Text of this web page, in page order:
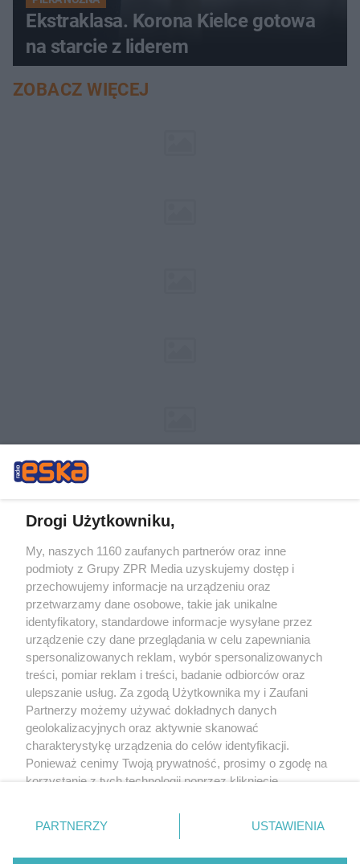
Ekstraklasa. Korona Kielce gotowa
na starcie z liderem
ZOBACZ WIĘCEJ
Żaden utwór zamieszczony w serwisie nie może być powielany i
rozpowszechniany lub dalej rozpowszechniany w jakikolwiek sposób (w
tym także elektroniczny lub mechaniczny) na jakimkolwiek polu
eksploatacji w jakiejkolwiek formie, włącznie z umieszczaniem w Internecie
bez pisemnej zgody właściciela praw. Jakiekolwiek użycie lub
wykorzystanie utworów w całości lub w części z naruszeniem prawa, tzn.
bez właściwej zgody, jest zabronione pod groźbą kary i może być ścigane
prawnie.
O nas
Drogi Użytkowniku,
My, naszych 1160 zaufanych partnerów oraz inne
podmioty z Grupy ZPR Media uzyskujemy dostęp i
przechowujemy informacje na urządzeniu oraz
przetwarzamy dane osobowe, takie jak unikalne
identyfikatory, standardowe informacje wysyłane przez
urządzenie czy dane przeglądania w celu zapewniania
spersonalizowanych reklam, wybór spersonalizowanych
treści, pomiar reklam i treści, badanie odbiorców oraz
ulepszanie usług. Za zgodą Użytkownika my i Zaufani
Partnerzy możemy używać dokładnych danych
geolokalizacyjnych oraz aktywnie skanować
charakterystykę urządzenia do celów identyfikacji.
Ponieważ cenimy Twoją prywatność, prosimy o zgodę na
korzystanie z tych technologii poprzez kliknięcie
zmienić/wycofać klikając przycisk ustawień prywatności
znajdujący się w lewym dolnym rogu strony
rodzaje przetwarzania danych nie wymagają zgody
PARTNERZY USTAWIENIA